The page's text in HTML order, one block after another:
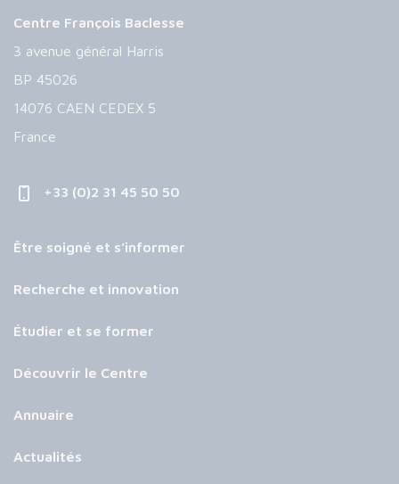
Centre François Baclesse
3 avenue général Harris
BP 45026
14076 CAEN CEDEX 5
France
+33 (0)2 31 45 50 50
Être soigné et s’informer
Recherche et innovation
Étudier et se former
Découvrir le Centre
Annuaire
Actualités